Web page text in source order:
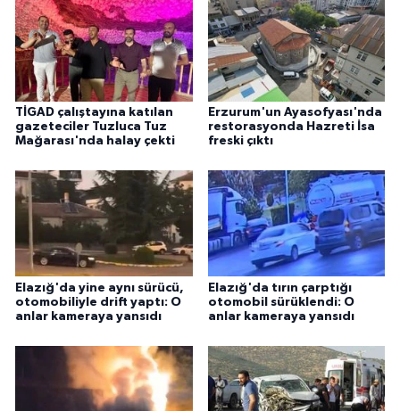
TİGAD çalıştayına katılan
gazeteciler Tuzluca Tuz
Mağarası'nda halay çekti
Erzurum'un Ayasofyası'nda
restorasyonda Hazreti İsa
freski çıktı
Elazığ'da yine aynı sürücü,
otomobiliyle drift yaptı: O
anlar kameraya yansıdı
Elazığ'da tırın çarptığı
otomobil sürüklendi: O
anlar kameraya yansıdı